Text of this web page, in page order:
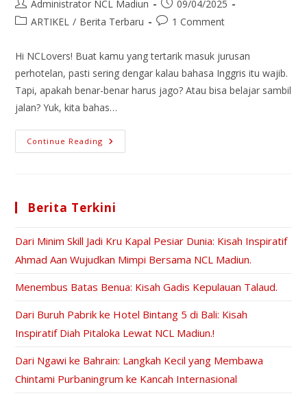
Administrator NCL Madiun
09/04/2025
ARTIKEL / Berita Terbaru 1 Comment
Hi NCLovers! Buat kamu yang tertarik masuk jurusan
perhotelan, pasti sering dengar kalau bahasa Inggris itu wajib.
Tapi, apakah benar-benar harus jago? Atau bisa belajar sambil
jalan? Yuk, kita bahas…
Continue Reading
Berita Terkini
Dari Minim Skill Jadi Kru Kapal Pesiar Dunia: Kisah Inspiratif
Ahmad Aan Wujudkan Mimpi Bersama NCL Madiun.
Menembus Batas Benua: Kisah Gadis Kepulauan Talaud.
Dari Buruh Pabrik ke Hotel Bintang 5 di Bali: Kisah
Inspiratif Diah Pitaloka Lewat NCL Madiun.!
Dari Ngawi ke Bahrain: Langkah Kecil yang Membawa
Chintami Purbaningrum ke Kancah Internasional